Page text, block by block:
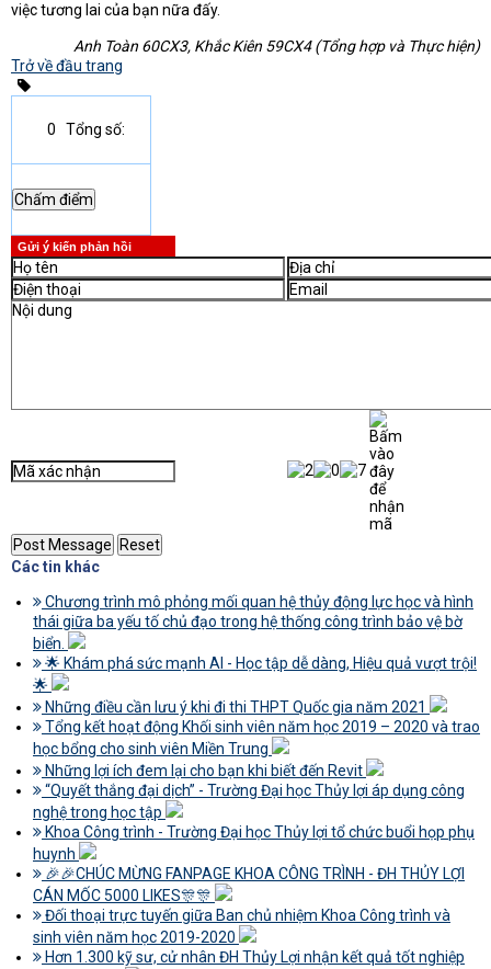
việc tương lai của bạn nữa đấy.
Anh Toàn 60CX3, Khắc Kiên 59CX4 (Tổng hợp và Thực hiện)
Trở về đầu trang
0 Tổng số:
Gửi ý kiến phản hồi
Các tin khác
Chương trình mô phỏng mối quan hệ thủy động lực học và hình
thái giữa ba yếu tố chủ đạo trong hệ thống công trình bảo vệ bờ
biển.
🌟 Khám phá sức mạnh AI - Học tập dễ dàng, Hiệu quả vượt trội!
🌟
Những điều cần lưu ý khi đi thi THPT Quốc gia năm 2021
Tổng kết hoạt động Khối sinh viên năm học 2019 – 2020 và trao
học bổng cho sinh viên Miền Trung
Những lợi ích đem lại cho bạn khi biết đến Revit
“Quyết thắng đại dịch” - Trường Đại học Thủy lợi áp dụng công
nghệ trong học tập
Khoa Công trình - Trường Đại học Thủy lợi tổ chức buổi họp phụ
huynh
🎉🎉CHÚC MỪNG FANPAGE KHOA CÔNG TRÌNH - ĐH THỦY LỢI
CÁN MỐC 5000 LIKES🎊🎊
Đối thoại trực tuyến giữa Ban chủ nhiệm Khoa Công trình và
sinh viên năm học 2019-2020
Hơn 1.300 kỹ sư, cử nhân ĐH Thủy Lợi nhận kết quả tốt nghiệp